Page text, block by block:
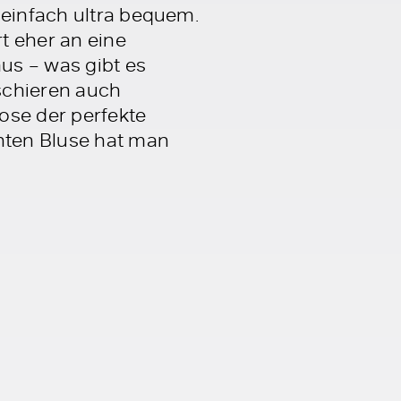
ultra bequem.
eher an eine
– was gibt es
auch
der perfekte
Bluse hat man